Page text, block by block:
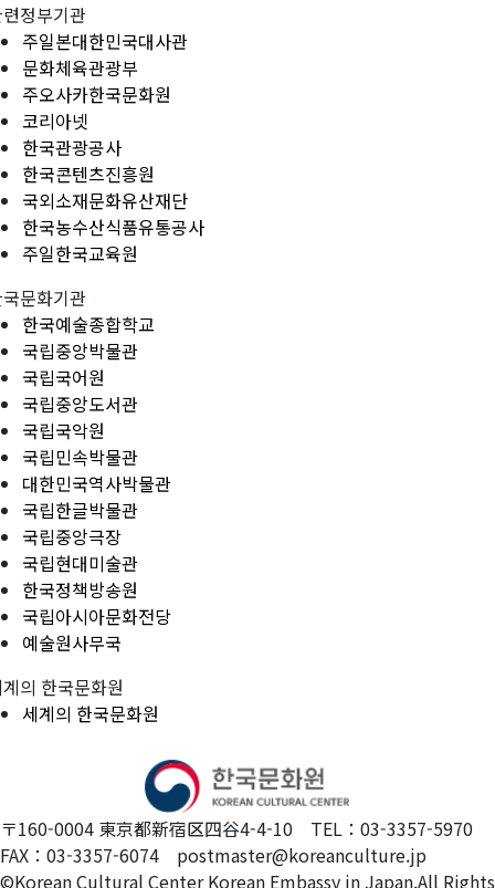
정부기관
주일본대한민국대사관
문화체육관광부
주오사카한국문화원
코리아넷
한국관광공사
한국콘텐츠진흥원
국외소재문화유산재단
한국농수산식품유통공사
주일한국교육원
문화기관
한국예술종합학교
국립중앙박물관
국립국어원
국립중앙도서관
국립국악원
국립민속박물관
대한민국역사박물관
국립한글박물관
국립중앙극장
국립현대미술관
한국정책방송원
국립아시아문화전당
예술원사무국
의 한국문화원
세계의 한국문화원
〒160-0004 東京都新宿区四谷4-4-10 TEL：03-3357-5970
FAX：03-3357-6074 postmaster@koreanculture.jp
©Korean Cultural Center Korean Embassy in Japan.All Rights